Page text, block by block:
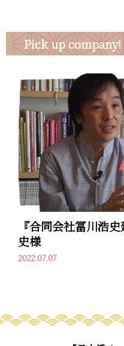
Pick up company!
『合同会社冨川浩
史様
2022.07.07